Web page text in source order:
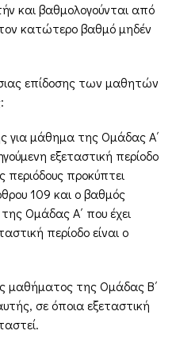
και βαθμολογούνται από
κατώτερο βαθμό μηδέν
επίδοσης των μαθητών
για μάθημα της Ομάδας Α΄
εξεταστική περίοδο
περιόδους προκύπτει
109 και ο βαθμός
Ομάδας Α΄ που έχει
περίοδο είναι ο
μαθήματος της Ομάδας Β΄
σε όποια εξεταστική